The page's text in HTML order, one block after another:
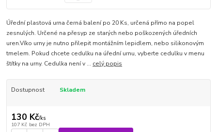
Úřední plastová urna černá balení po 20 Ks, určená přímo na popel
zesnulých. Určené na přesyp ze starých nebo poškozených úředních
uren.Víko urny je nutno přilepit montážním lepidlem, nebo silikonovým
tmelem. Pokud chcete cedulku na úřední urnu, vyberte cedulku v menu
štítky na urny. Cedulka není v ... celý popis
Dostupnost Skladem
130 Kč/ks
107 Kč bez DPH